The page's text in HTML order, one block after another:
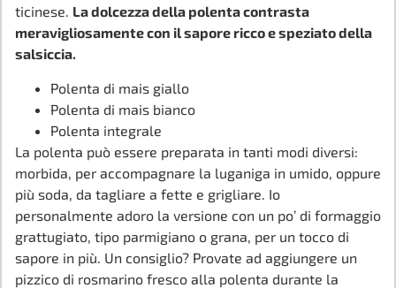
ticinese. La dolcezza della polenta contrasta
meravigliosamente con il sapore ricco e speziato della
salsiccia.
Polenta di mais giallo
Polenta di mais bianco
Polenta integrale
La polenta può essere preparata in tanti modi diversi:
morbida, per accompagnare la luganiga in umido, oppure
più soda, da tagliare a fette e grigliare. Io
personalmente adoro la versione con un po’ di formaggio
grattugiato, tipo parmigiano o grana, per un tocco di
sapore in più. Un consiglio? Provate ad aggiungere un
pizzico di rosmarino fresco alla polenta durante la